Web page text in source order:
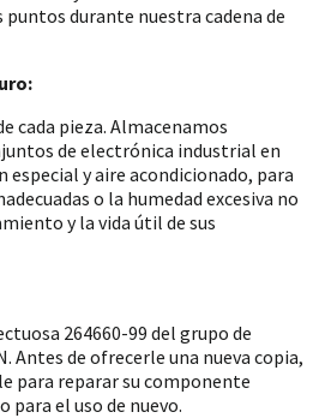
durante nuestra cadena de
cada pieza. Almacenamos
de electrónica industrial en
especial y aire acondicionado, para
o la humedad excesiva no
y la vida útil de sus
264660-99 del grupo de
Antes de ofrecerle una nueva copia,
para reparar su componente
el uso de nuevo.